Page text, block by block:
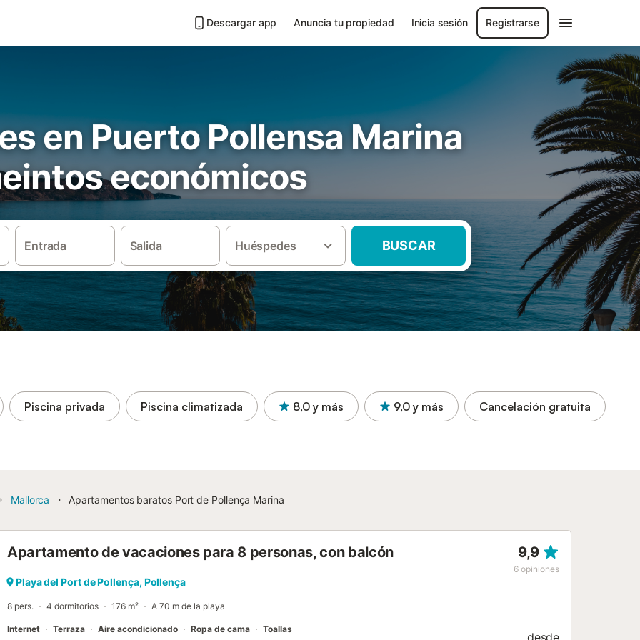
Descargar app Anuncia tu propiedad Inicia sesión Registrarse
en Puerto Pollensa Marina
económicos
Entrada Salida Huéspedes BUSCAR
Piscina privada Piscina climatizada 8,0 y más 9,0 y más Cancelación gratuita
Mallorca Apartamentos baratos Port de Pollença Marina
Apartamento de vacaciones para 8 personas, con balcón 9,9
6 opiniones
Playa del Port de Pollença, Pollença
8 pers. 4 dormitorios 176 m² A 70 m de la playa
Internet Terraza Aire acondicionado Ropa de cama Toallas
desde